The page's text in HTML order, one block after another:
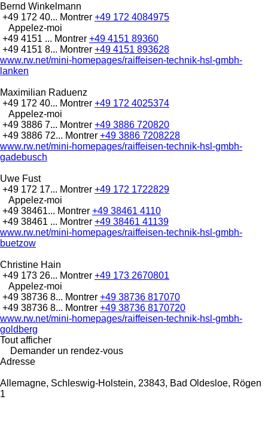
Bernd Winkelmann
+49 172 40... Montrer +49 172 4084975
Appelez-moi
+49 4151 ... Montrer +49 4151 89360
+49 4151 8... Montrer +49 4151 893628
www.rw.net/mini-homepages/raiffeisen-technik-hsl-gmbh-
lanken
Maximilian Raduenz
+49 172 40... Montrer +49 172 4025374
Appelez-moi
+49 3886 7... Montrer +49 3886 720820
+49 3886 72... Montrer +49 3886 7208228
www.rw.net/mini-homepages/raiffeisen-technik-hsl-gmbh-
gadebusch
Uwe Fust
+49 172 17... Montrer +49 172 1722829
Appelez-moi
+49 38461... Montrer +49 38461 4110
+49 38461 ... Montrer +49 38461 41139
www.rw.net/mini-homepages/raiffeisen-technik-hsl-gmbh-
buetzow
Christine Hain
+49 173 26... Montrer +49 173 2670801
Appelez-moi
+49 38736 8... Montrer +49 38736 817070
+49 38736 8... Montrer +49 38736 8170720
www.rw.net/mini-homepages/raiffeisen-technik-hsl-gmbh-
goldberg
Tout afficher
Demander un rendez-vous
Adresse
Allemagne, Schleswig-Holstein, 23843, Bad Oldesloe, Rögen
1